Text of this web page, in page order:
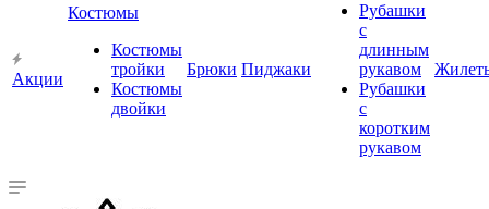
Акции
Костюмы
Костюмы
тройки
Костюмы
двойки
Брюки Пиджаки
Рубашки
с
длинным
рукавом
Рубашки
с
коротким
рукавом